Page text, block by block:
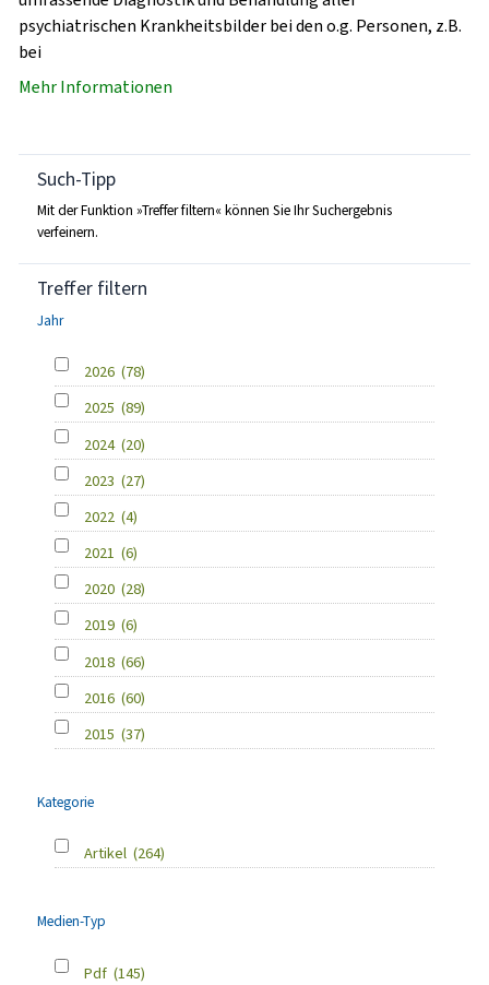
psychiatrischen Krankheitsbilder bei den o.g. Personen, z.B.
bei
Mehr Informationen
Such-Tipp
Mit der Funktion »Treffer filtern« können Sie Ihr Suchergebnis
verfeinern.
Treffer filtern
Jahr
2026 (78)
2025 (89)
2024 (20)
2023 (27)
2022 (4)
2021 (6)
2020 (28)
2019 (6)
2018 (66)
2016 (60)
2015 (37)
Kategorie
Artikel (264)
Medien-Typ
Pdf (145)